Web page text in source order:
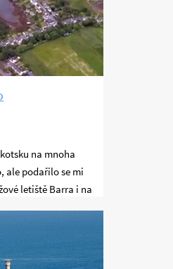
na mnoha
ale podařilo se mi
letiště Barra i na